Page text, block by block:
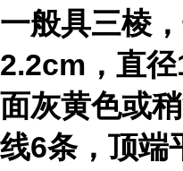
一般具三棱
2.2cm，直
面灰黄色或
线6条，顶端